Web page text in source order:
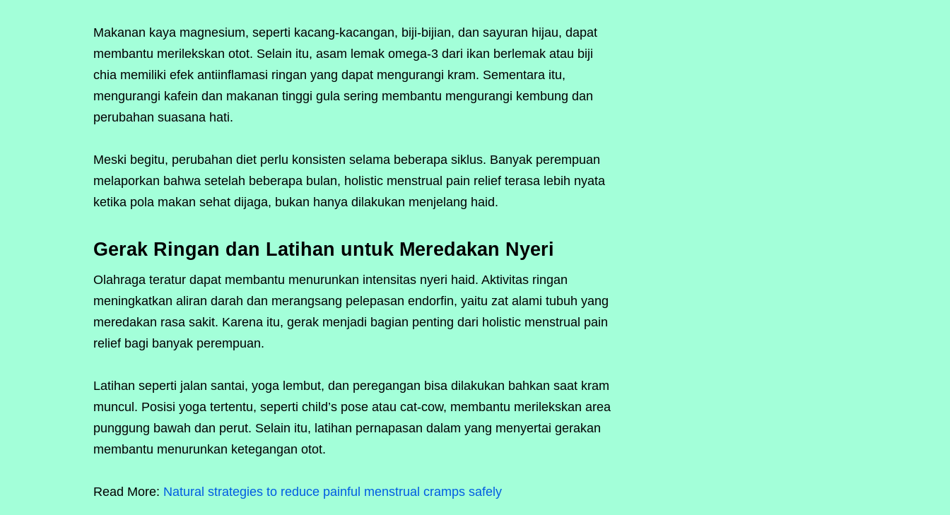
Makanan kaya magnesium, seperti kacang-kacangan, biji-bijian, dan sayuran hijau, dapat
membantu merilekskan otot. Selain itu, asam lemak omega-3 dari ikan berlemak atau biji
chia memiliki efek antiinflamasi ringan yang dapat mengurangi kram. Sementara itu,
mengurangi kafein dan makanan tinggi gula sering membantu mengurangi kembung dan
perubahan suasana hati.
Meski begitu, perubahan diet perlu konsisten selama beberapa siklus. Banyak perempuan
melaporkan bahwa setelah beberapa bulan, holistic menstrual pain relief terasa lebih nyata
ketika pola makan sehat dijaga, bukan hanya dilakukan menjelang haid.
Gerak Ringan dan Latihan untuk Meredakan Nyeri
Olahraga teratur dapat membantu menurunkan intensitas nyeri haid. Aktivitas ringan
meningkatkan aliran darah dan merangsang pelepasan endorfin, yaitu zat alami tubuh yang
meredakan rasa sakit. Karena itu, gerak menjadi bagian penting dari holistic menstrual pain
relief bagi banyak perempuan.
Latihan seperti jalan santai, yoga lembut, dan peregangan bisa dilakukan bahkan saat kram
muncul. Posisi yoga tertentu, seperti child’s pose atau cat-cow, membantu merilekskan area
punggung bawah dan perut. Selain itu, latihan pernapasan dalam yang menyertai gerakan
membantu menurunkan ketegangan otot.
Read More: Natural strategies to reduce painful menstrual cramps safely